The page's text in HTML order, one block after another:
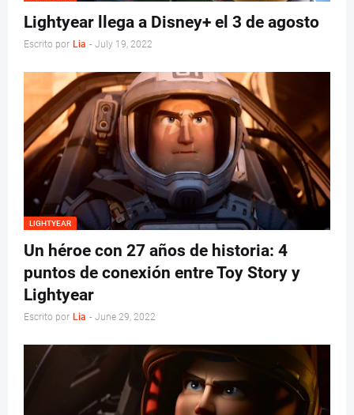
Lightyear llega a Disney+ el 3 de agosto
Escrito por Lia - July 19, 2022
LIGHTYEAR
Un héroe con 27 años de historia: 4
puntos de conexión entre Toy Story y
Lightyear
Escrito por Lia - June 29, 2022